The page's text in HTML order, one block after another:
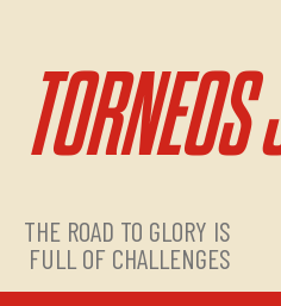
THE ROAD TO GLORY IS
FULL OF CHALLENGES